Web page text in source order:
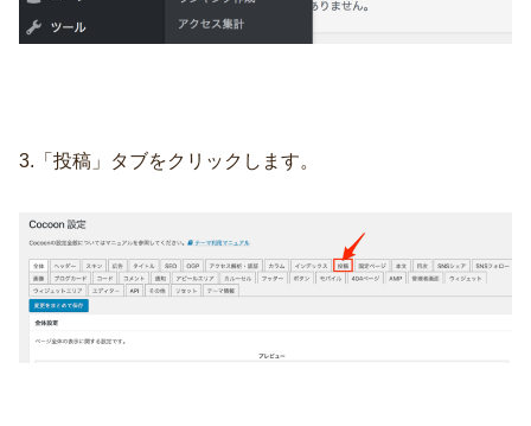
3.「投稿」タブをクリックします。